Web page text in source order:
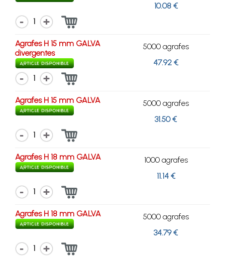
10.08 €
1
Agrafes H 15 mm GALVA
divergentes
5000 agrafes
47.92 €
1
Agrafes H 15 mm GALVA
5000 agrafes
31.50 €
1
Agrafes H 18 mm GALVA
1000 agrafes
11.14 €
1
Agrafes H 18 mm GALVA
5000 agrafes
34.79 €
1